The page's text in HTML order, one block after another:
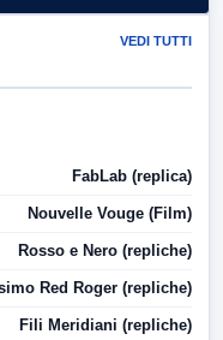
VEDI TUTTI
FabLab (replica)
Nouvelle Vouge (Film)
Rosso e Nero (repliche)
Red Roger (repliche)
Fili Meridiani (repliche)